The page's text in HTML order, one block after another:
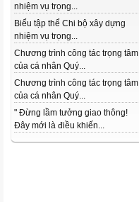
nhiệm vụ trọng...
Biểu tập thể Chi bộ xây dựng
nhiệm vụ trọng...
Chương trình công tác trọng tâm
của cá nhân Quý...
Chương trình công tác trọng tâm
của cá nhân Quý...
" Đừng lầm tưởng giao thông!
Đây mới là điều khiến...